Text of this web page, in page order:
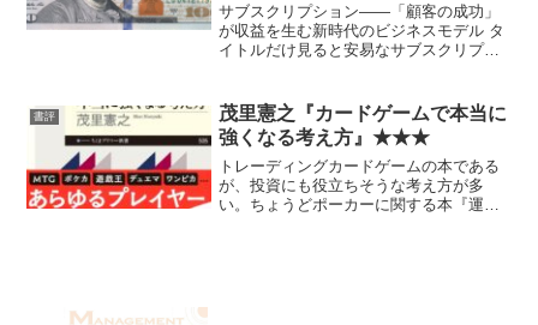
サブスクリプション――「顧客の成功」
が収益を生む新時代のビジネスモデル タ
イトルだけ見ると安易なサブスクリプシ
か色々と勉強になる。— ROKKAKU
(@rockon...
書評
茂里憲之『カードゲームで本当に
強くなる考え方』★★★
トレーディングカードゲームの本である
が、投資にも役立ちそうな考え方が多
い。ちょうどポーカーに関する本『運と